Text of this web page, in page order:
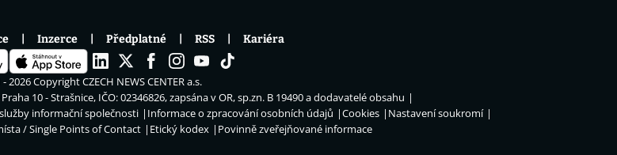
Inzerce Předplatné RSS Kariéra
2026 CopyrightCZECH NEWS CENTER a.s.
10 - Strašnice, IČO: 02346826, zapsána v OR, sp.zn. B 19490 a dodavatelé obsahu
informační společnosti Informace o zpracování osobních údajů Cookies
Nastavení soukromí
/ Single Points of Contact Etický kodex Povinně zveřejňované informace